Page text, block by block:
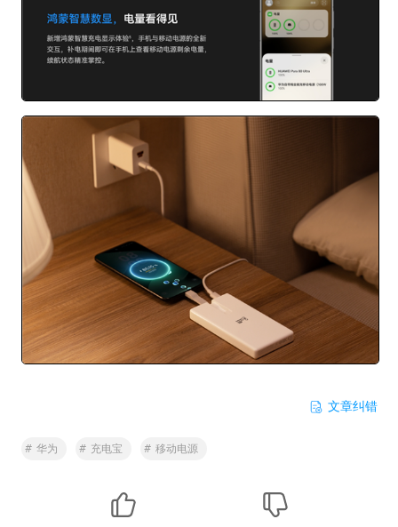
文章纠错
# 华为 # 充电宝 # 移动电源